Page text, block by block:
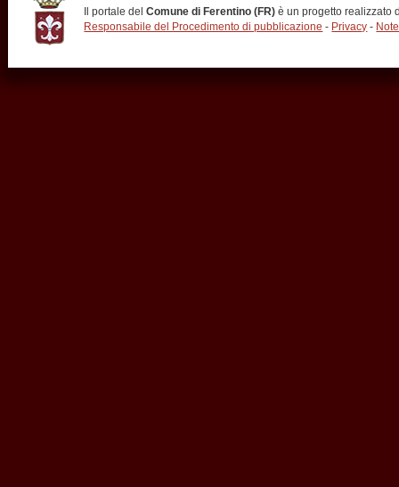
Il portale delComune di Ferentino (FR) è un progetto realizzato
Responsabile del Procedimento di pubblicazione - Privacy -